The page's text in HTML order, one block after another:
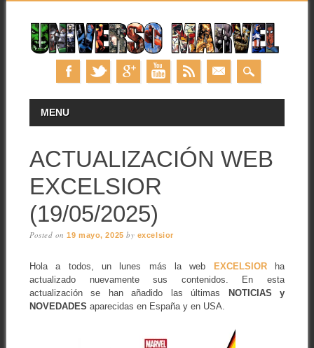
MAIN MENU
MENU
ACTUALIZACIÓN WEB
EXCELSIOR
(19/05/2025)
Posted on19 mayo, 2025 by excelsior
Hola a todos, un lunes más la web EXCELSIORha
actualizado nuevamente sus contenidos. En esta
actualización se han añadido las últimas
NOTICIAS y
NOVEDADES aparecidas en España y en USA.